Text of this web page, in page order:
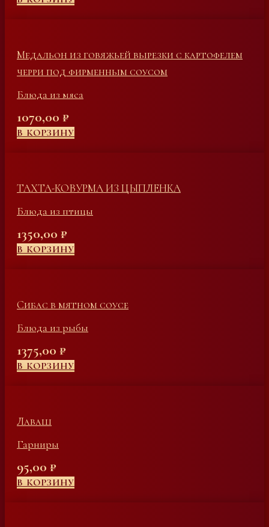
Медальон из говяжьей вырезки с картофелем
черри под фирменным соусом
Блюда из мяса
1070,00 ₽
В КОРЗИНУ
ТАХТА-КОВУРМА ИЗ ЦЫПЛЕНКА
Блюда из птицы
1350,00 ₽
В КОРЗИНУ
Сибас в мятном соусе
Блюда из рыбы
1375,00 ₽
В КОРЗИНУ
Лаваш
Гарниры
95,00 ₽
В КОРЗИНУ